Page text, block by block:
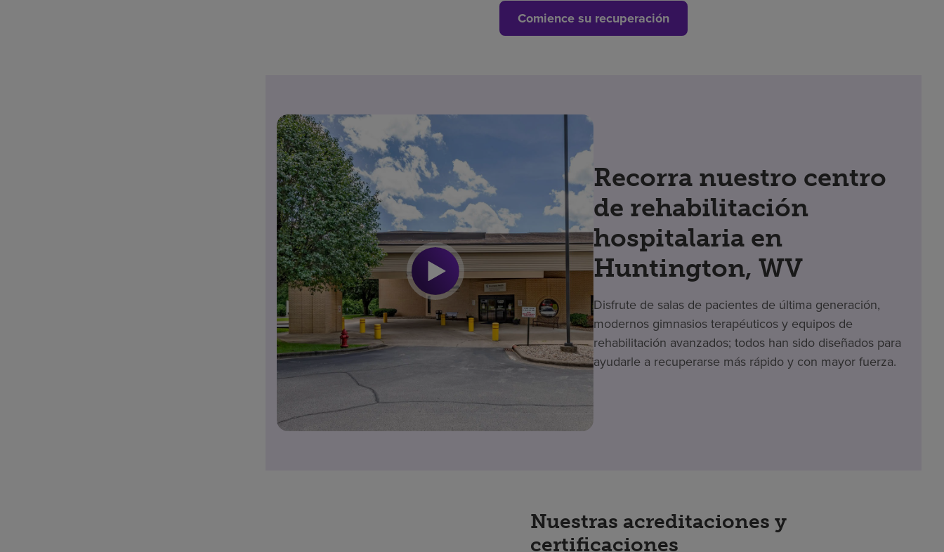
Comience su recuperación
Recorra nuestro centro
de rehabilitación
hospitalaria en
Huntington, WV
Disfrute de salas de pacientes de última generación,
modernos gimnasios terapéuticos y equipos de
rehabilitación avanzados; todos han sido diseñados para
ayudarle a recuperarse más rápido y con mayor fuerza.
Nuestras acreditaciones y
certificaciones